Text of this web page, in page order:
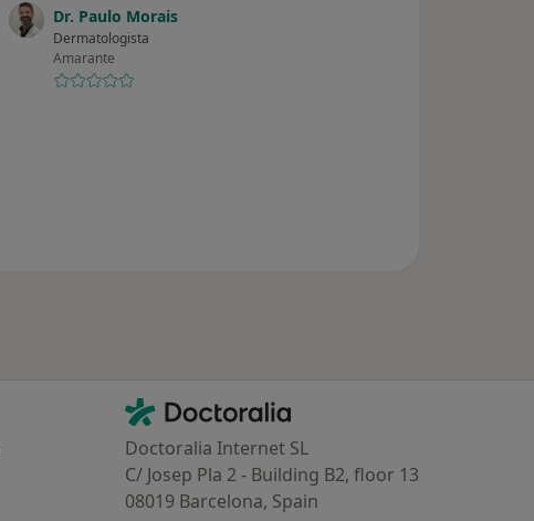
Dr. Paulo Morais
Dermatologista
Amarante
Contacto
Doctoralia - Homepage
Doctoralia Internet SL
C/ Josep Pla 2 - Building B2, floor 13
08019 Barcelona, Spain